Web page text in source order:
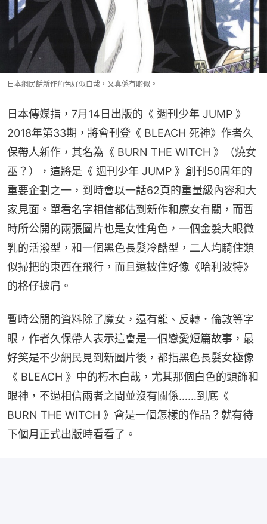
日本網民話新作角色好似白哉，又真係有啲似。
日本傳媒指，7月14日出版的《 週刊少年 JUMP 》
2018年第33期，將會刊登《 BLEACH 死神》作者久
保帶人新作，其名為《 BURN THE WITCH 》（燒女
巫？），這將是《 週刊少年 JUMP 》創刊50周年的
重要企劃之一，到時會以一話62頁的重量級內容和大
家見面。單看名字相信都估到新作和魔女有關，而暫
時所公開的兩張圖片也是女性角色，一個金髮大眼微
乳的活潑型，和一個黑色長髮冷酷型，二人均騎住類
似掃把的東西在飛行，而且還披住好像《哈利波特》
的格仔披肩。
暫時公開的資料除了魔女，還有龍、反轉．倫敦等字
眼，作者久保帶人表示這會是一個戀愛短篇故事，最
好笑是不少網民見到新圖片後，都指黑色長髮女極像
《 BLEACH 》中的朽木白哉，尤其那個白色的頭飾和
眼神，不過相信兩者之間並沒有關係……到底《
BURN THE WITCH 》會是一個怎樣的作品？就有待
下個月正式出版時看看了。